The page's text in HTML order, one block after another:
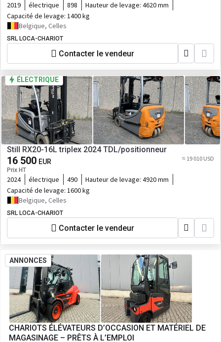
2019 électrique 898 Hauteur de levage: 4620 mm
Capacité de levage: 1400 kg
Belgique, Celles
SRL LOCA-CHARIOT
Contacter le vendeur
ÉLECTRIQUE
Still RX20-16L triplex 2024 TDL/positionneur
16 500 EUR
Prix HT
≈ 19 010 USD
2024 électrique 490 Hauteur de levage: 4920 mm
Capacité de levage: 1600 kg
Belgique, Celles
SRL LOCA-CHARIOT
Contacter le vendeur
ANNONCES
CHARIOTS ÉLÉVATEURS D’OCCASION ET MATÉRIEL DE
MAGASINAGE – PRÊTS À L’EMPLOI